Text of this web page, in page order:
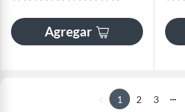
Agregar
1 2 3 ...